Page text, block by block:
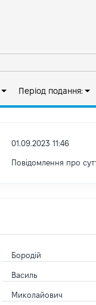
Період подання:
01.09.2023 11:46
Повідомлення про
Бородій
Василь
Миколайович